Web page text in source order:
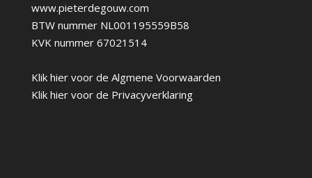
www.pieterdegouw.com
BTW nummer NL001195559B58
KVK nummer 67021514
Klik hier voor de Algmene Voorwaarden
Klik hier voor de Privacyverklaring